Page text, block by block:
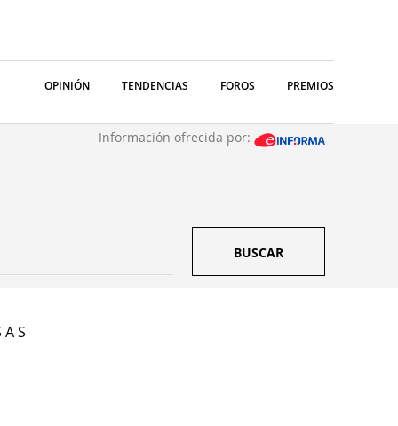
OPINIÓN TENDENCIAS FOROS PREMIOS
Información ofrecida por:
BUSCAR
S